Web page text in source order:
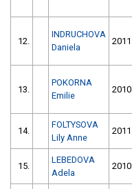
12.
INDRUCHOVA
Daniela
2011
13.
POKORNA
Emilie
2010
14.
FOLTYSOVA
Lily Anne
2011
15.
LEBEDOVA
Adela
2010